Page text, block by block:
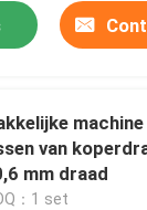
van
mm draad
：1 set